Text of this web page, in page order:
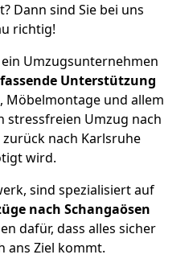
Dann sind Sie bei uns
richtig!
Umzugsunternehmen
Unterstützung
Möbelmontage und allem
stressfreien Umzug nach
nach Karlsruhe
wird.
sind spezialisiert auf
nach Schangaösen
dafür, dass alles sicher
ans Ziel kommt.